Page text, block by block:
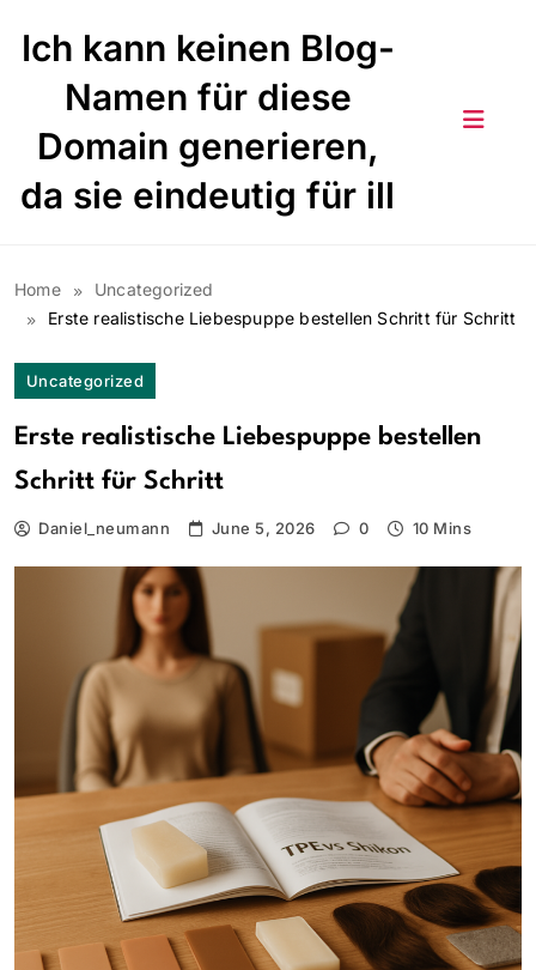
Ich kann keinen Blog-
Namen für diese
Domain generieren,
da sie eindeutig für ill
Home
Uncategorized
Erste realistische Liebespuppe bestellen Schritt für Schritt
Uncategorized
Erste realistische Liebespuppe bestellen
Schritt für Schritt
Daniel_neumann June 5, 2026 0 10 Mins